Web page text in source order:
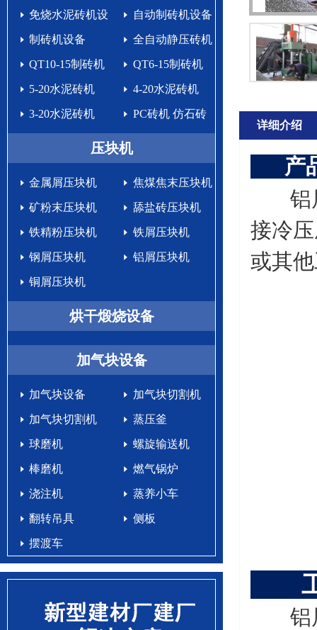
免烧水泥砖机设
备生产线
自动制砖机设备
生产线
制砖机设备 全自动静压砖机
QT10-15制砖机 QT6-15制砖机
5-20水泥砖机 4-20水泥砖机
3-20水泥砖机 PC砖机 仿石砖
生产设备
压块机
金属屑压块机 焦煤焦末压块机
矿粉末压块机 舔盐砖压块机
铁精粉压块机 铁屑压块机
钢屑压块机 铝屑压块机
铜屑压块机
烘干煅烧设备
加气块设备
加气块设备 加气块切割机
加气块切割机 蒸压釜
球磨机 螺旋输送机
棒磨机 燃气锅炉
浇注机 蒸养小车
翻转吊具 侧板
摆渡车
详细介绍
产
铝屑
接冷
或其
铝屑